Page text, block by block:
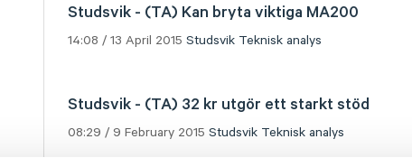
Studsvik - (TA) Kan bryta viktiga MA200
14:08 / 13 April 2015 Studsvik Teknisk analys
Studsvik - (TA) 32 kr utgör ett starkt stöd
08:29 / 9 February 2015 Studsvik Teknisk analys